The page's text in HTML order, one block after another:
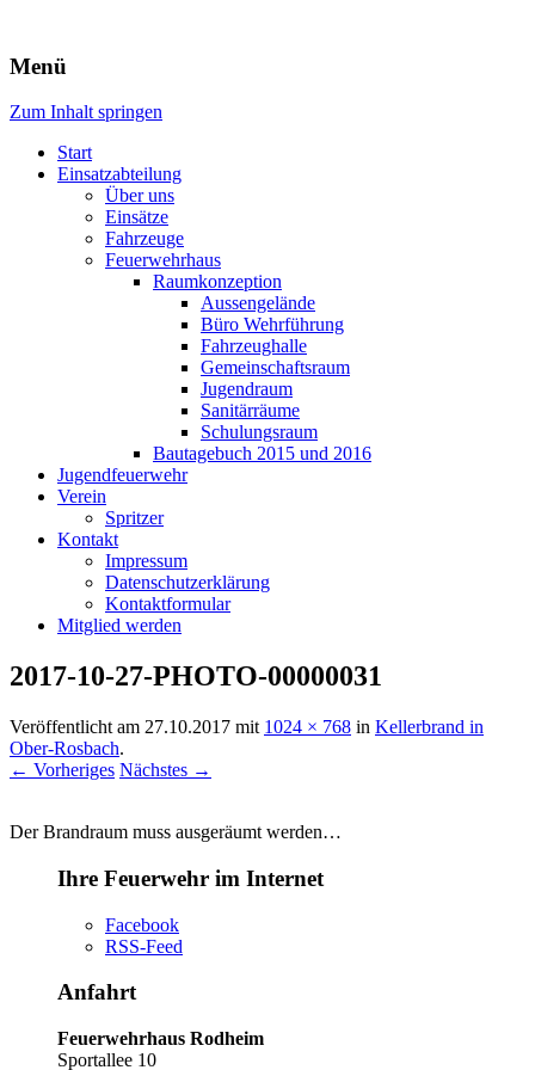
Freiwillige Feuerwehr Rodheim
v.d.H.
Menü
Zum Inhalt springen
Start
Einsatzabteilung
Über uns
Einsätze
Fahrzeuge
Feuerwehrhaus
Raumkonzeption
Aussengelände
Büro Wehrführung
Fahrzeughalle
Gemeinschaftsraum
Jugendraum
Sanitärräume
Schulungsraum
Bautagebuch 2015 und 2016
Jugendfeuerwehr
Verein
Spritzer
Kontakt
Impressum
Datenschutzerklärung
Kontaktformular
Mitglied werden
2017-10-27-PHOTO-00000031
Veröffentlicht am 27.10.2017 mit 1024 × 768 in Kellerbrand in
Ober-Rosbach.
← Vorheriges Nächstes →
Der Brandraum muss ausgeräumt werden…
Ihre Feuerwehr im Internet
Facebook
RSS-Feed
Anfahrt
Feuerwehrhaus Rodheim
Sportallee 10